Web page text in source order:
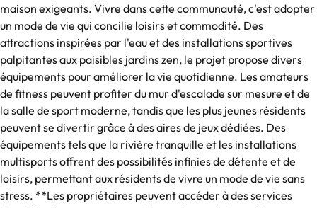
maison exigeants. Vivre dans cette communauté, c'est adopter
un mode de vie qui concilie loisirs et commodité. Des
attractions inspirées par l'eau et des installations sportives
palpitantes aux paisibles jardins zen, le projet propose divers
équipements pour améliorer la vie quotidienne. Les amateurs
de fitness peuvent profiter du mur d'escalade sur mesure et de
la salle de sport moderne, tandis que les plus jeunes résidents
peuvent se divertir grâce à des aires de jeux dédiées. Des
équipements tels que la rivière tranquille et les installations
multisports offrent des possibilités infinies de détente et de
loisirs, permettant aux résidents de vivre un mode de vie sans
stress. **Les propriétaires peuvent accéder à des services